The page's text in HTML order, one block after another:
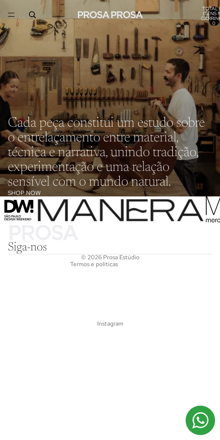
TOTAL
ITENS
0
Cada peça constitui um estudo sobre
o entrelaçamento entre material,
técnica e narrativa, unindo tradição,
experimentação e uma relação
sensível com o mundo natural.
SHOP NOW
Siga-nos
© 2026 Prosa Estúdio
Termos e políticas
Política de privacidade
Termos de serviço
Instagram